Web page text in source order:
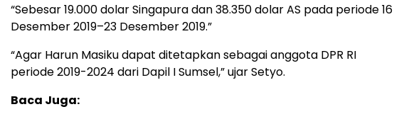
“Sebesar 19.000 dolar Singapura dan 38.350 dolar AS pada periode 16
Desember 2019–23 Desember 2019.”
“Agar Harun Masiku dapat ditetapkan sebagai anggota DPR RI
periode 2019-2024 dari Dapil I Sumsel,” ujar Setyo.
Baca Juga: